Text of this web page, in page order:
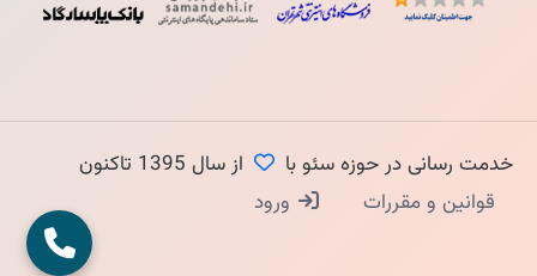
خدمت رسانی در حوزه سئو با
از سال 1395 تاکنون
قوانین و مقررات
ورود